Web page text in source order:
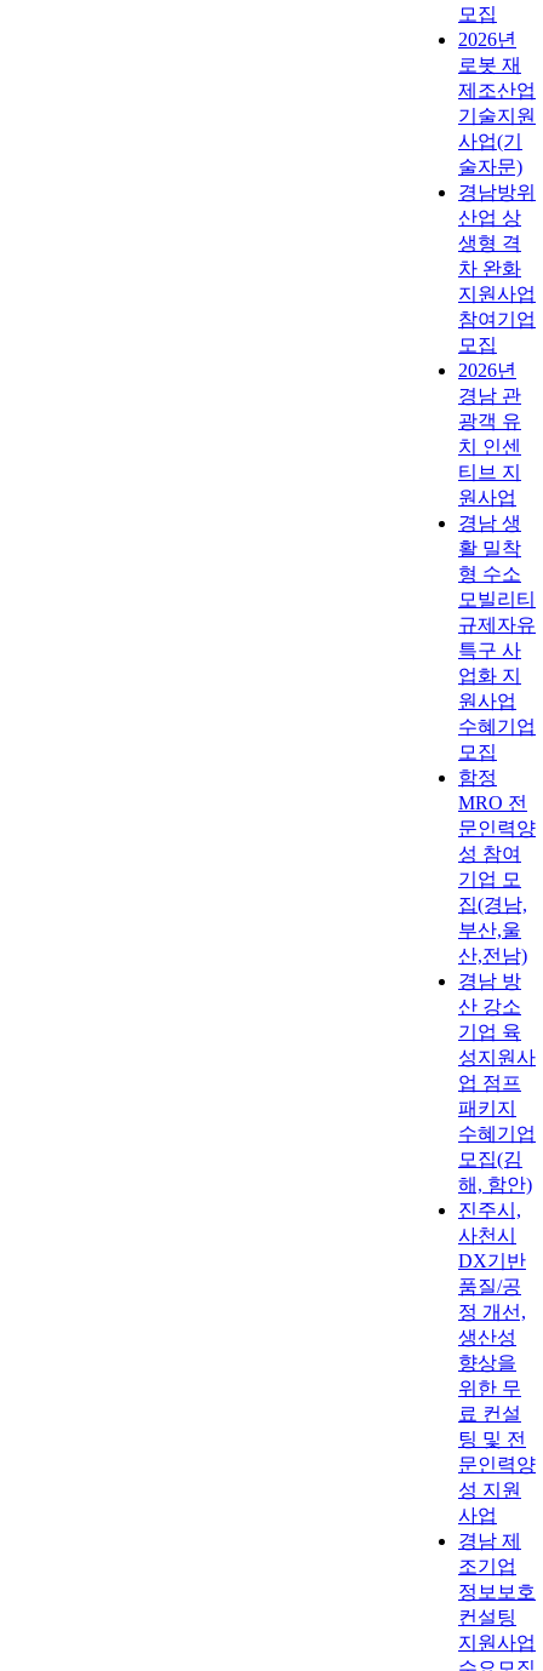
모집
2026년
로봇 재
제조산업
기술지원
사업(기
술자문)
경남방위
산업 상
생형 격
차 완화
지원사업
참여기업
모집
2026년
경남 관
광객 유
치 인센
티브 지
원사업
경남 생
활 밀착
형 수소
모빌리티
규제자유
특구 사
업화 지
원사업
수혜기업
모집
함정
MRO 전
문인력양
성 참여
기업 모
집(경남,
부산,울
산,전남)
경남 방
산 강소
기업 육
성지원사
업 점프
패키지
수혜기업
모집(김
해, 함안)
진주시,
사천시
DX기반
품질/공
정 개선,
생산성
향상을
위한 무
료 컨설
팅 및 전
문인력양
성 지원
사업
경남 제
조기업
정보보호
컨설팅
지원사업